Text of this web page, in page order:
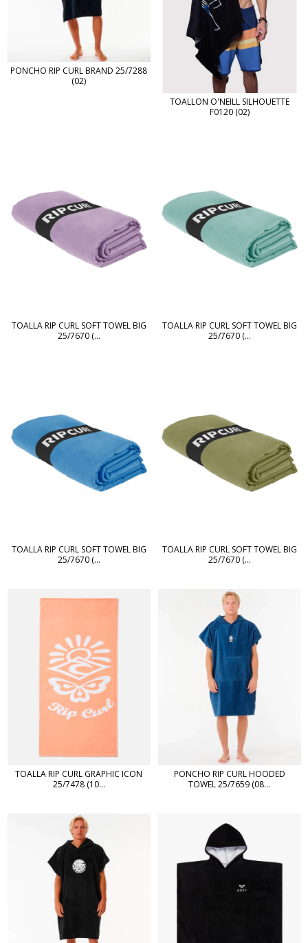
PONCHO RIP CURL BRAND 25/7288
(02)
TOALLON O'NEILL SILHOUETTE
F0120 (02)
TOALLA RIP CURL SOFT TOWEL BIG
25/7670 (...
TOALLA RIP CURL SOFT TOWEL BIG
25/7670 (...
TOALLA RIP CURL SOFT TOWEL BIG
25/7670 (...
TOALLA RIP CURL SOFT TOWEL BIG
25/7670 (...
TOALLA RIP CURL GRAPHIC ICON
25/7478 (10...
PONCHO RIP CURL HOODED
TOWEL 25/7659 (08...